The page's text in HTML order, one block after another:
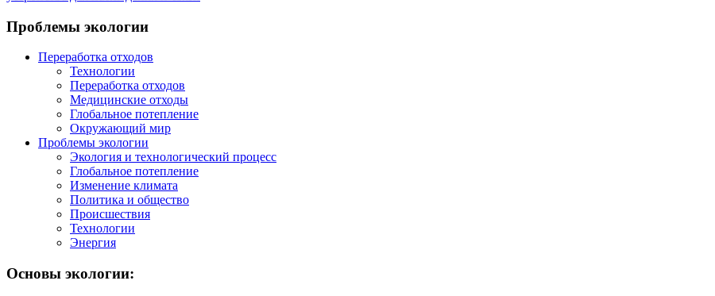
Проблемы экологии
Переработка отходов
Технологии
Переработка отходов
Медицинские отходы
Глобальное потепление
Окружающий мир
Проблемы экологии
Экология и технологический процесс
Глобальное потепление
Изменение климата
Политика и общество
Происшествия
Технологии
Энергия
Основы экологии: